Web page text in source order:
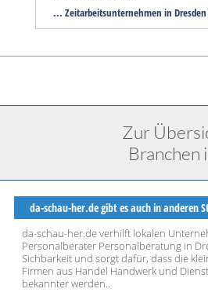
... Zeitarbeitsunternehmen in
Zur
Branchen
da-schau-her.de gibt es auch in anderen
da-schau-her.de verhilft lokalen
Personalberater Personalberatung in
Sichbarkeit und sorgt dafür, dass die
Firmen aus Handel Handwerk und
bekannter werden..